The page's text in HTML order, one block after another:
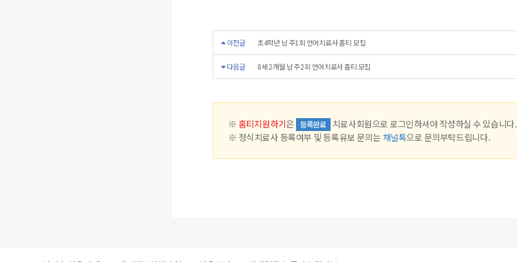
이전글 초4학년 남 주1회 언어치료사 홈티 모집
다음글 8세 2개월 남 주2회 언어치료사 홈티 모집
※ 홈티지원하기은 등록완료
치료사회원으로 로그인하셔야 작성하실 수 있습니다.
※ 정식치료사 등록여부 및 등록유보 문의는 채널톡으로 문의부탁드립니다.